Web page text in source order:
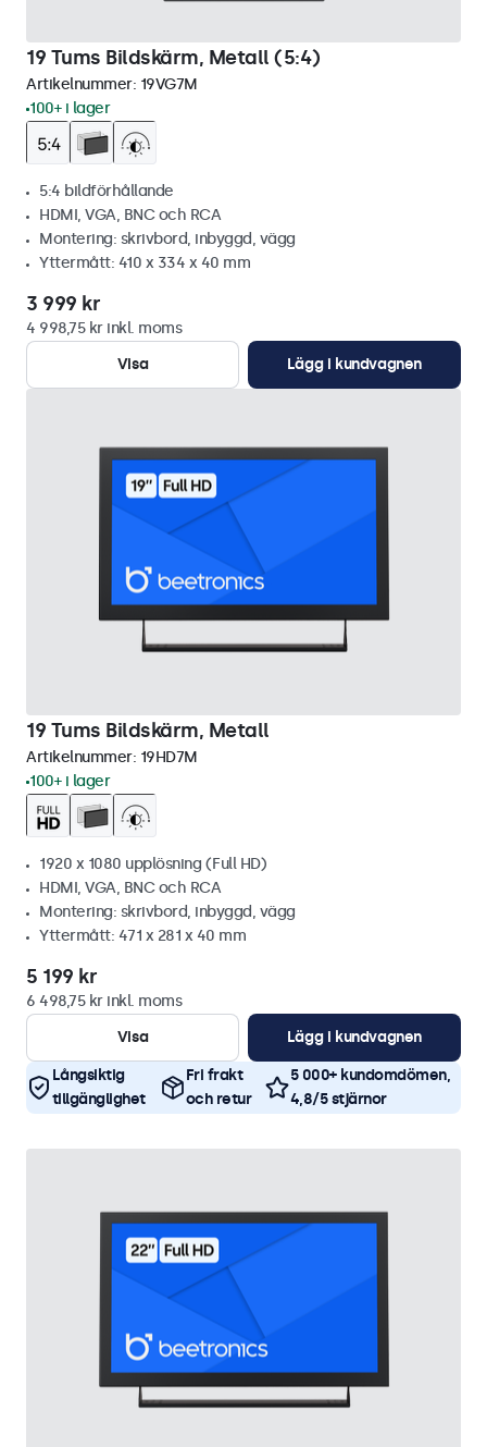
19 Tums Bildskärm, Metall (5:4)
Artikelnummer: 19VG7M
100+ i lager
5:4 bildförhållande
HDMI, VGA, BNC och RCA
Montering: skrivbord, inbyggd, vägg
Yttermått: 410 x 334 x 40 mm
3 999 kr
4 998,75 kr inkl. moms
Visa
Lägg i kundvagnen
19 Tums Bildskärm, Metall
Artikelnummer: 19HD7M
100+ i lager
1920 x 1080 upplösning (Full HD)
HDMI, VGA, BNC och RCA
Montering: skrivbord, inbyggd, vägg
Yttermått: 471 x 281 x 40 mm
5 199 kr
6 498,75 kr inkl. moms
Visa
Lägg i kundvagnen
Långsiktig
tillgänglighet
Fri frakt
och retur
5 000+ kundomdömen,
4,8/5 stjärnor